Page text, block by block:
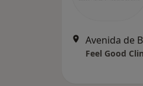
Avenida de
Feel Good